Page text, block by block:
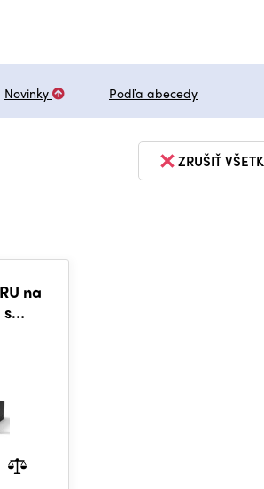
Novinky Podľa abecedy
ZRUŠIŤ
na